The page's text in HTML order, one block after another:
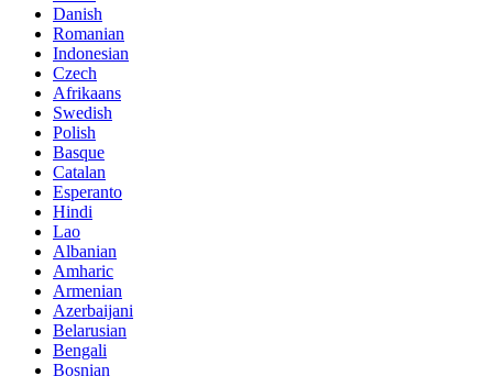
Danish
Romanian
Indonesian
Czech
Afrikaans
Swedish
Polish
Basque
Catalan
Esperanto
Hindi
Lao
Albanian
Amharic
Armenian
Azerbaijani
Belarusian
Bengali
Bosnian